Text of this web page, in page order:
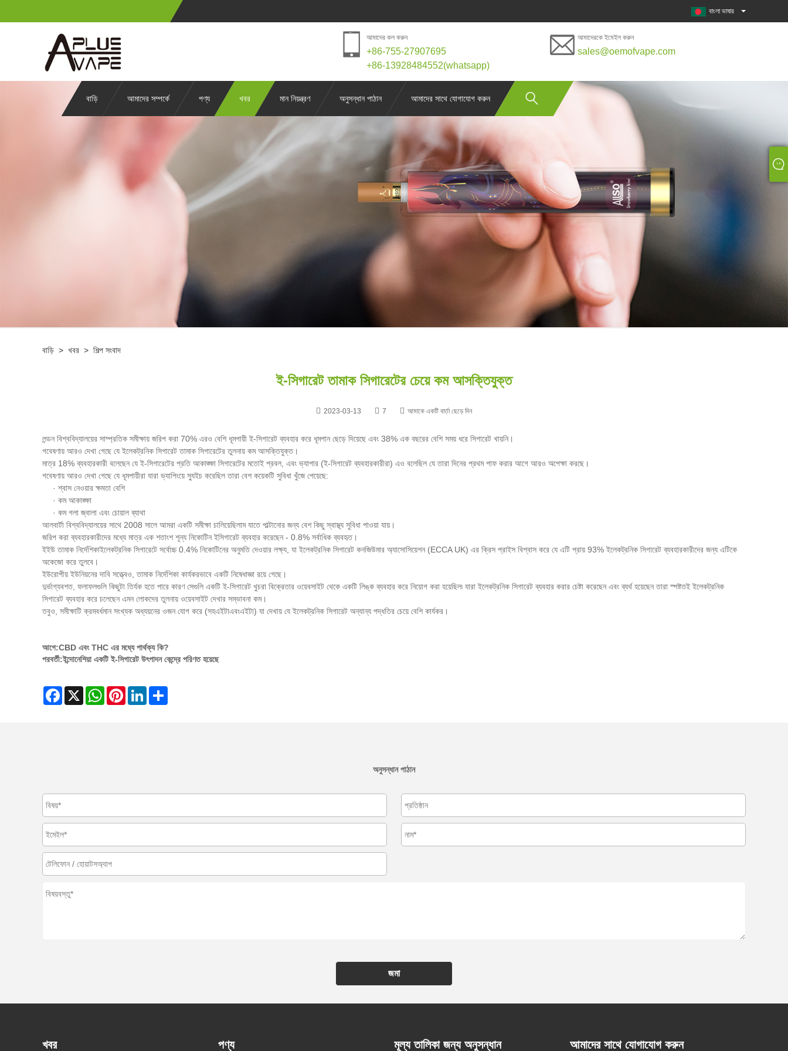
বাংলা ভাষার
আমাদের কল করুন
+86-755-27907695
+86-13928484552(whatsapp)
আমাদেরকে ইমেইল করুন
sales@oemofvape.com
বাড়ি আমাদের সম্পর্কে পণ্য খবর মান নিয়ন্ত্রণ অনুসন্ধান পাঠান আমাদের সাথে যোগাযোগ করুন
বাড়ি > খবর > শিল্প সংবাদ
ই-সিগারেট তামাক সিগারেটের চেয়ে কম আসক্তিযুক্ত
2023-03-13 7 আমাকে একটি বার্তা ছেড়ে দিন
লন্ডন বিশ্ববিদ্যালয়ের সাম্প্রতিক সমীক্ষায় জরিপ করা 70% এরও বেশি ধূমপায়ী ই-সিগারেট ব্যবহার করে ধূমপান ছেড়ে দিয়েছে এবং 38% এক বছরের বেশি সময় ধরে সিগারেট খায়নি।
গবেষণায় আরও দেখা গেছে যে ইলেকট্রনিক সিগারেট তামাক সিগারেটের তুলনায় কম আসক্তিযুক্ত।
মাত্র 18% ব্যবহারকারী বলেছেন যে ই-সিগারেটের প্রতি আকাঙ্ক্ষা সিগারেটের মতোই প্রবল, এবং ভ্যাপার (ই-সিগারেট ব্যবহারকারীরা) এও বলেছিল যে তারা দিনের প্রথম পাফ করার আগে আরও অপেক্ষা করছে।
গবেষণায় আরও দেখা গেছে যে ধূমপায়ীরা যারা ভ্যাপিংয়ে স্যুইচ করেছিল তারা বেশ কয়েকটি সুবিধা খুঁজে পেয়েছে:
· শ্বাস নেওয়ার ক্ষমতা বেশি
· কম আকাঙ্ক্ষা
· কম গলা জ্বালা এবং চোয়াল ব্যাথা
আলবার্টা বিশ্ববিদ্যালয়ের সাথে 2008 সালে আমরা একটি সমীক্ষা চালিয়েছিলাম যাতে পাল্টানোর জন্য বেশ কিছু স্বাস্থ্য সুবিধা পাওয়া যায়।
জরিপ করা ব্যবহারকারীদের মধ্যে মাত্র এক শতাংশ শূন্য নিকোটিন ইসিগারেট ব্যবহার করেছেন - 0.8% সর্বাধিক ব্যবহৃত।
ইইউ তামাক নির্দেশিকাইলেকট্রনিক সিগারেটে সর্বোচ্চ 0.4% নিকোটিনের অনুমতি দেওয়ার লক্ষ্য, যা ইলেকট্রনিক সিগারেট কনজিউমার অ্যাসোসিয়েশন (ECCA UK) এর ক্রিস প্রাইস বিশ্বাস করে যে এটি প্রায় 93% ইলেকট্রনিক সিগারেট ব্যবহারকারীদের জন্য এটিকে
অকেজো করে তুলবে।
ইউরোপীয় ইউনিয়নের দাবি সত্ত্বেও, তামাক নির্দেশিকা কার্যকরভাবে একটি নিষেধাজ্ঞা রয়ে গেছে।
দুর্ভাগ্যবশত, ফলাফলগুলি কিছুটা তির্যক হতে পারে কারণ সেগুলি একটি ই-সিগারেট খুচরা বিক্রেতার ওয়েবসাইট থেকে একটি লিঙ্ক ব্যবহার করে নিয়োগ করা হয়েছিল৷ যারা ইলেকট্রনিক সিগারেট ব্যবহার করার চেষ্টা করেছেন এবং ব্যর্থ হয়েছেন তারা স্পষ্টতই ইলেকট্রনিক
সিগারেট ব্যবহার করে চলেছেন এমন লোকদের তুলনায় ওয়েবসাইট দেখার সম্ভাবনা কম।
তবুও, সমীক্ষাটি ক্রমবর্ধমান সংখ্যক অধ্যয়নের ওজন যোগ করে (সহএইটাএবংএইটা) যা দেখায় যে ইলেকট্রনিক সিগারেট অন্যান্য পদ্ধতির চেয়ে বেশি কার্যকর।
আগে:CBD এবং THC এর মধ্যে পার্থক্য কি?
পরবর্তী:ইন্দোনেশিয়া একটি ই-সিগারেট উৎপাদন কেন্দ্রে পরিণত হয়েছে
Facebook WhatsAppPinterestLinkedIn
অনুসন্ধান পাঠান
জমা
খবর পণ্য মূল্য তালিকা জন্য অনুসন্ধান আমাদের সাথে যোগাযোগ করুন